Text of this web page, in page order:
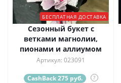
БЕСПЛАТНАЯ ДОСТАВКА
Сезонный букет с
ветками магнолии,
пионами и аллиумом
Артикул: 023091
CashBack 275 руб. ?